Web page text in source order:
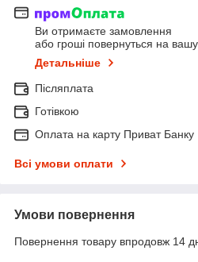
Ви отримаєте замовлення
або гроші повернуться на вашу
Детальніше
Післяплата
Готівкою
Оплата на карту Приват Банку
Всі умови оплати
Умови повернення
Повернення товару впродовж 14